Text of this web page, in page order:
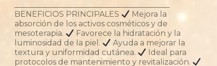
BENEFICIOS PRINCIPALES
Mejora la
absorción de los activos cosméticos y de
mesoterapia.
Favorece la hidratación y la
luminosidad de la piel.
Ayuda a mejorar la
textura y uniformidad cutánea.
Ideal para
protocolos de mantenimiento y revitalización.